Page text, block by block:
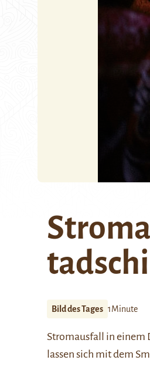
Bild des Tages 1Minute
Stromausfall in einem
lassen sich mit dem